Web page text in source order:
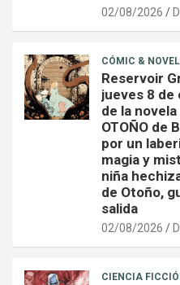
02/08/2026
CÓMIC &
Reservoir
jueves 8
de la novela
OTOÑO de
por un
magia y
niña
de Otoño,
salida
02/08/2026
CIENCIA